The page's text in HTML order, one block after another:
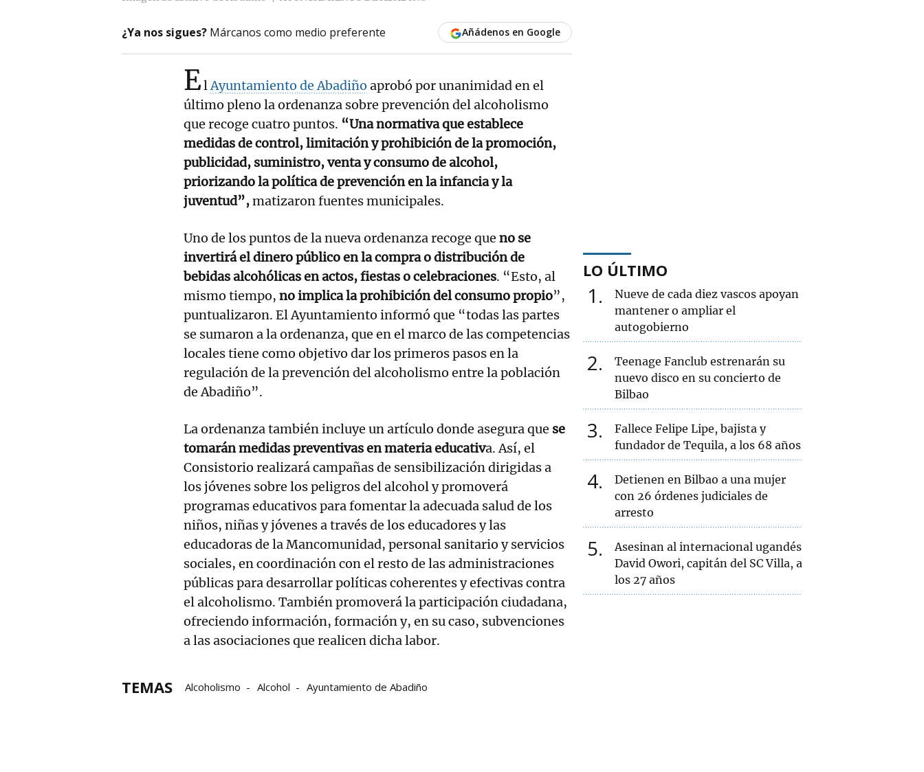
¿Ya nos sigues? Márcanos como medio preferente Añádenos en Google
ElAyuntamiento de Abadiño aprobó por unanimidad en el
último pleno la ordenanza sobre prevención del alcoholismo
que recoge cuatro puntos. “Una normativa que establece
medidas de control, limitación y prohibición de la promoción,
publicidad, suministro, venta y consumo de alcohol,
priorizando la política de prevención en la infancia y la
juventud”,matizaron fuentes municipales.
Uno de los puntos de la nueva ordenanza recoge que no se
invertirá el dinero público en la compra o distribución de
bebidas alcohólicas en actos, fiestas o celebraciones. “Esto, al
mismo tiempo, no implica la prohibición del consumo propio”,
puntualizaron. El Ayuntamiento informó que “todas las partes
se sumaron a la ordenanza, que en el marco de las competencias
locales tiene como objetivo dar los primeros pasos en la
regulación de la prevención del alcoholismo entre la población
de Abadiño”.
La ordenanza también incluye un artículo donde asegura que se
tomarán medidas preventivas en materia educativa. Así, el
Consistorio realizará campañas de sensibilización dirigidas a
los jóvenes sobre los peligros del alcohol y promoverá
programas educativos para fomentar la adecuada salud de los
niños, niñas y jóvenes a través de los educadores y las
educadoras de la Mancomunidad, personal sanitario y servicios
sociales, en coordinación con el resto de las administraciones
públicas para desarrollar políticas coherentes y efectivas contra
el alcoholismo. También promoverá la participación ciudadana,
ofreciendo información, formación y, en su caso, subvenciones
a las asociaciones que realicen dicha labor.
TEMAS Alcoholismo Alcohol Ayuntamiento de Abadiño
LO ÚLTIMO
1
Nueve de cada diez vascos apoyan
mantener o ampliar el
autogobierno
2
Teenage Fanclub estrenarán su
nuevo disco en su concierto de
Bilbao
3
Fallece Felipe Lipe, bajista y
fundador de Tequila, a los 68 años
4
Detienen en Bilbao a una mujer
con 26 órdenes judiciales de
arresto
5
Asesinan al internacional ugandés
David Owori, capitán del SC Villa, a
los 27 años